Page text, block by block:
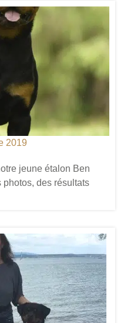
2019
jeune étalon Ben
des résultats